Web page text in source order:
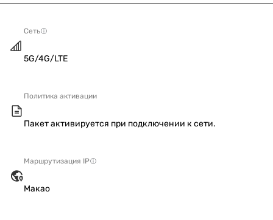
Сеть
5G/4G/LTE
Политика активации
Пакет активируется при подключении к сети.
Маршрутизация IP
Макао